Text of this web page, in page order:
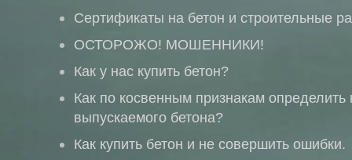
Сертификаты на бетон и строительные
ОСТОРОЖО! МОШЕННИКИ!
Как у нас купить бетон?
Как по косвенным признакам определить
выпускаемого бетона?
Как купить бетон и не совершить ошибки.